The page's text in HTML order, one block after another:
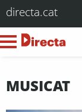
directa.cat
MUSICAT